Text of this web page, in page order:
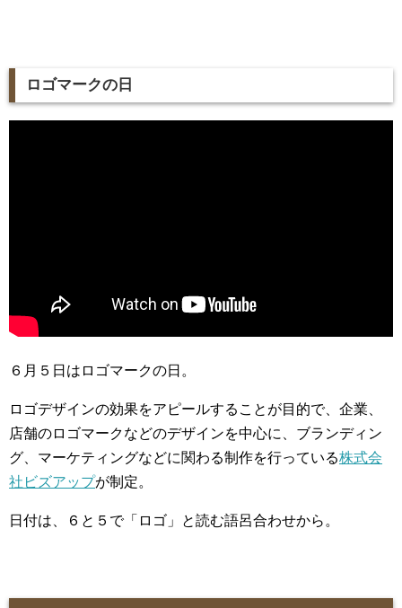
ロゴマークの日
６月５日はロゴマークの日。
ロゴデザインの効果をアピールすることが目的で、企業、
店舗のロゴマークなどのデザインを中心に、ブランディン
グ、マーケティングなどに関わる制作を行っている株式会
社ビズアップが制定。
日付は、６と５で「ロゴ」と読む語呂合わせから。